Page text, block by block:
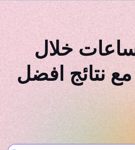
خلال
نتائج افضل